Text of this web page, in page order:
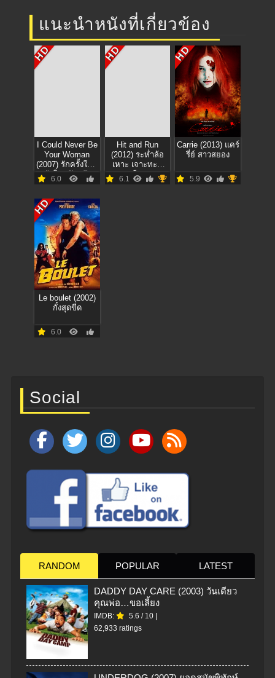
แนะนำหนังที่เกี่ยวข้อง
HD
I Could Never Be
Your Woman
(2007) รักครั้งใหม่
หัวใจแอ๊บแบ๊ว
6.0
HD
Hit and Run
(2012) ระห่ำล้อ
เหาะ เจาะทะลุ
เมือง
6.1
HD
Carrie (2013) แคร์
รี่ย์ สาวสยอง
5.9
HD
Le boulet (2002)
กั๋งสุดขีด
6.0
Social
RANDOM POPULAR LATEST
DADDY DAY CARE (2003) วันเดียว
คุณพ่อ…ขอเลี้ยง
IMDB: 5.6 / 10
62,933 ratings